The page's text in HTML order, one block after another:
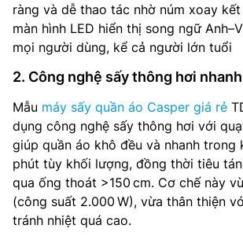
ràng và dễ thao tác nhờ núm xoay
màn hình LED hiển thị song ngữ
mọi người dùng, kể cả người lớn tuổi
2. Công nghệ sấy thông hơi
Mẫu máy sấy quần áo Casper giá rẻ
dụng công nghệ sấy thông hơi với
giúp quần áo khô đều và nhanh trong
phút tùy khối lượng, đồng thời tiêu
qua ống thoát >150 cm. Cơ chế này
(công suất 2.000 W), vừa thân thiện
tránh nhiệt quá cao.